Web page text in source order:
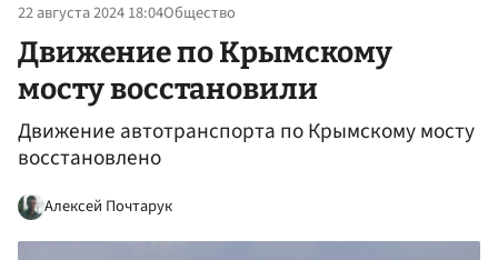
22 августа 2024 18:04Общество
Движение по Крымскому
мосту восстановили
Движение автотранспорта по Крымскому мосту
восстановлено
Алексей Почтарук